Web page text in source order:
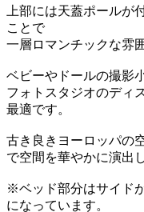
上部には天蓋ポールが
ことで
一層ロマンチックな雰
ベビーやドールの撮影
フォトスタジオのディ
最適です。
古き良きヨーロッパの
で空間を華やかに演出
※ベッド部分はサイド
になっています。